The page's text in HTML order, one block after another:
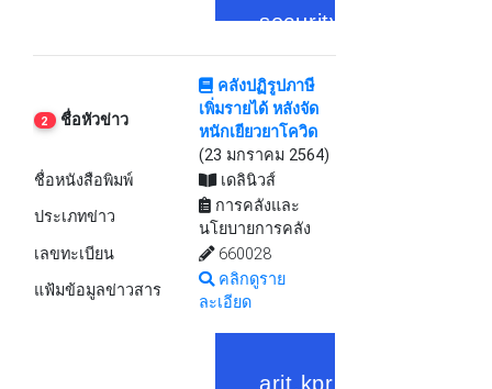
2 ชื่อหัวข่าว
คลังปฏิรูปภาษี
เพิ่มรายได้ หลังจัด
หนักเยียวยาโควิด
(23 มกราคม 2564)
ชื่อหนังสือพิมพ์
เดลินิวส์
ประเภทข่าว
การคลังและ
นโยบายการคลัง
เลขทะเบียน
660028
แฟ้มข้อมูลข่าวสาร
คลิกดูราย
ละเอียด